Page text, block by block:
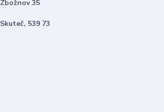
Zbožnov 35
Skuteč, 539 73